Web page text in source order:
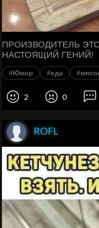
ПРОИЗВОДИТЕЛЬ
НАСТОЯЩИЙ ГЕНИЙ!
#Юмор #еда
2 0
ROFL